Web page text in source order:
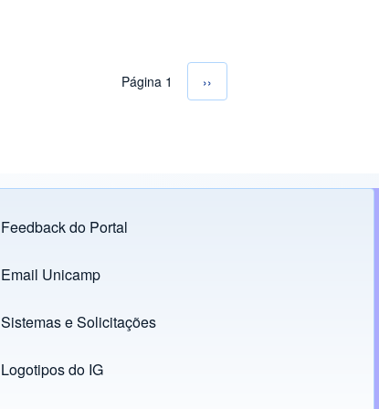
Paginação
Página 1 Próxima página
››
Footer menu
Feedback do Portal
Links
Email Unicamp
(opens in new tab)
Sistemas e Solicitações
(opens in new tab)
Logotipos do IG
(opens in new tab)